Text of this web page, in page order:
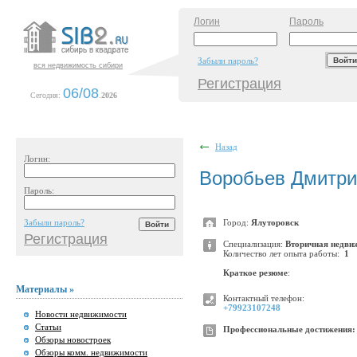
вся недвижимость сибири
Сегодня: 06/08 2026
Логин Пароль
Забыли пароль?
Регистрация
Логин:
Пароль:
Забыли пароль?
Регистрация
Материалы »
Новости недвижимости
Статьи
Обзоры новостроек
Обзоры комм. недвижимости
Назад
Воробьев
Город: Ялуторовск
Специализация: Вторичная
Количество лет опыта работы: 1
Краткое резюме:
Контактный телефон:
+79923107248
Профессиональные достижения: